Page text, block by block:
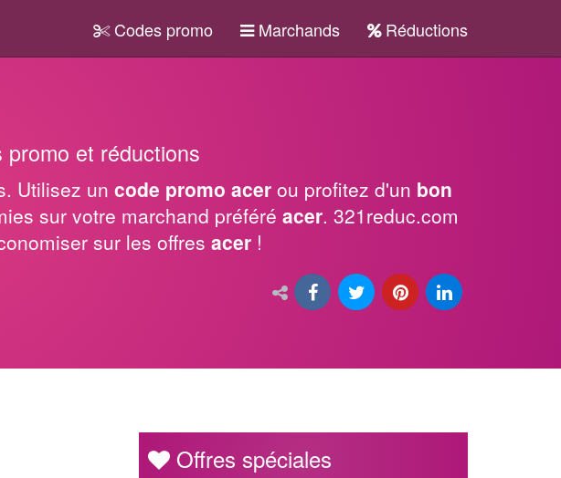
Codes promo Marchands Réductions
promo et réductions
Utilisez un code promo acer ou profitez d'un bon
sur votre marchand préféré acer. 321reduc.com
sur les offres acer !
Offres spéciales